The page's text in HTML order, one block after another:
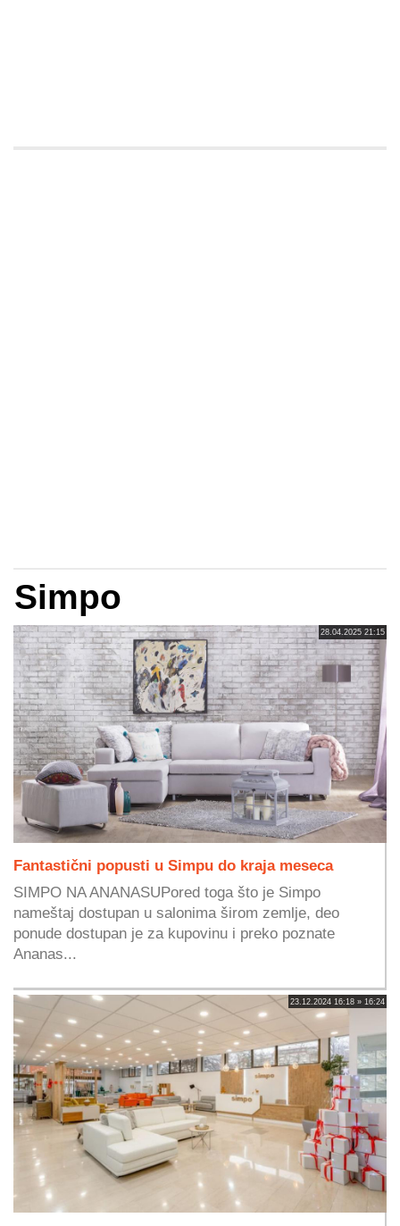
Simpo
28.04.2025 21:15
Fantastični popusti u Simpu do kraja meseca
SIMPO NA ANANASUPored toga što je Simpo
nameštaj dostupan u salonima širom zemlje, deo
ponude dostupan je za kupovinu i preko poznate
Ananas...
23.12.2024 16:18 » 16:24